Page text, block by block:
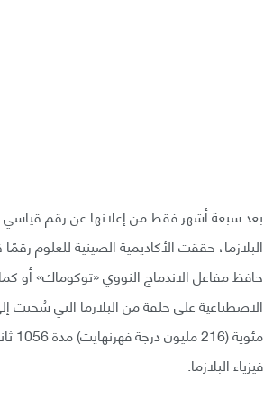
بعد سبعة أشهر فقط من إعلانها عن رقم قياسي
البلازما، حققت الأكاديمية الصينية للعلوم
حافظ مفاعل الاندماج النووي «توكوماك»
فيزياء البلازما.